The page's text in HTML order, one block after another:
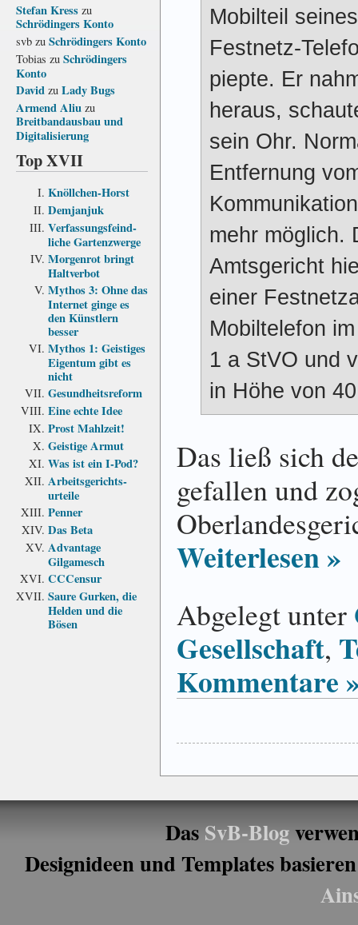
Stefan Kress zu
Schrödingers Konto
svb zu Schrödingers Konto
Tobias zu Schrödingers
Konto
David zu Lady Bugs
Armend Aliu zu
Breitbandausbau und
Digitalisierung
Top XVII
Knöllchen-Horst
Demjanjuk
Verfassungs­feind­
liche Garten­zwerge
Morgenrot bringt
Haltverbot
Mythos 3: Ohne das
Internet ginge es
den Künstlern
besser
Mythos 1: Geistiges
Eigentum gibt es
nicht
Gesundheits­reform
Eine echte Idee
Prost Mahlzeit!
Geistige Armut
Was ist ein I-Pod?
Arbeits­gerichts­
urteile
Penner
Das Beta
Advantage
Gilgamesch
CCCensur
Saure Gurken, die
Helden und die
Bösen
Mobilteil seines
Festnetz-
piepte. Er
heraus,
sein Ohr.
Entfernung
mehr möglich.
Amtsgericht
einer
Mobiltelefon
1 a StVO und
in Höhe von
Das ließ sich
gefallen und
Weiterlesen »
Abgelegt unter
Gesellschaft,
Kommentare
DasSvB-Blog
Designideen und Templates